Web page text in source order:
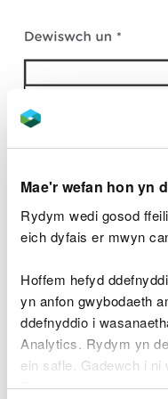
Mae'r wefan hon yn
Rydym wedi gosod
eich dyfais er mwyn
Hoffem hefyd
yn anfon gwybodaeth
ddefnyddio i
Analytics. Rydym yn
ein safle. Gadewch i ni
Byddwn yn defnyddio